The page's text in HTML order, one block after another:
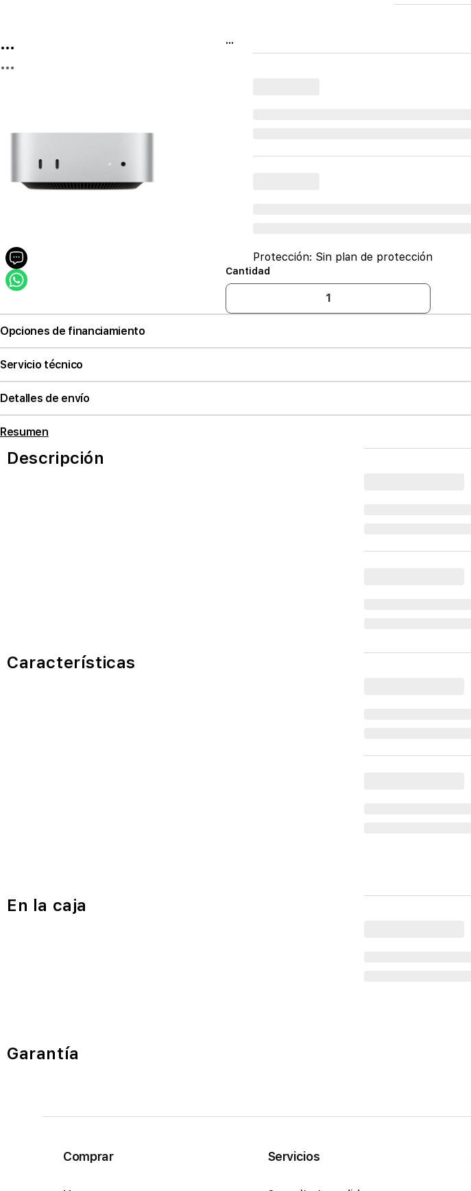
...
...
...
Protección: Sin plan de protección
Cantidad
Opciones de financiamiento
Servicio técnico
Detalles de envío
Resumen
Descripción
Características
En la caja
Garantía
Comprar Servicios